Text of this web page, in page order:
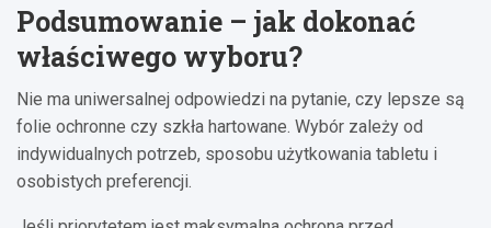
Podsumowanie – jak dokonać
właściwego wyboru?
Nie ma uniwersalnej odpowiedzi na pytanie, czy lepsze są
folie ochronne czy szkła hartowane. Wybór zależy od
indywidualnych potrzeb, sposobu użytkowania tabletu i
osobistych preferencji.